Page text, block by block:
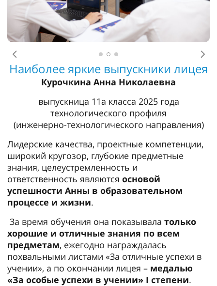
Предыдущее
Наиболее яркие выпускники лицея
Курочкина Анна Николаевна
выпускница 11а класса 2025 года
технологического профиля
(инженерно-технологического направления)
Лидерские качества, проектные компетенции,
широкий кругозор, глубокие предметные
знания, целеустремленность и
ответственность являются основой
успешности Анны в образовательном
процессе и жизни.
За время обучения она показывала только
хорошие и отличные знания по всем
предметам, ежегодно награждалась
похвальными листами «За отличные успехи в
учении», а по окончании лицея – медалью
«За особые успехи в учении» I степени.